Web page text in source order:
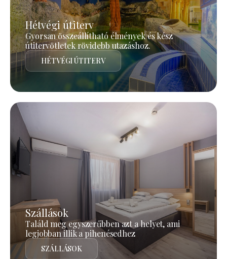
Hétvégi útiterv
Gyorsan összeállítható élmények és kész
útitervötletek rövidebb utazáshoz.
HÉTVÉGI ÚTITERV
Szállások
Találd meg egyszerűbben azt a helyet, ami
legjobban illik a pihenésedhez
SZÁLLÁSOK